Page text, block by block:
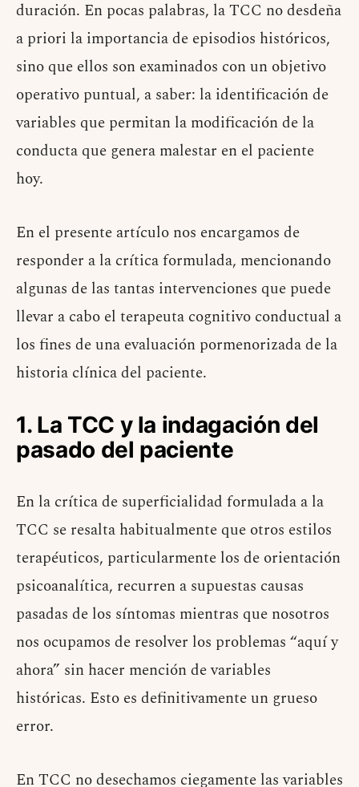
duración. En pocas palabras, la TCC no desdeña
a priori la importancia de episodios históricos,
sino que ellos son examinados con un objetivo
operativo puntual, a saber: la identificación de
variables que permitan la modificación de la
conducta que genera malestar en el paciente
hoy.
En el presente artículo nos encargamos de
responder a la crítica formulada, mencionando
algunas de las tantas intervenciones que puede
llevar a cabo el terapeuta cognitivo conductual a
los fines de una evaluación pormenorizada de la
historia clínica del paciente.
1. La TCC y la indagación del
pasado del paciente
En la crítica de superficialidad formulada a la
TCC se resalta habitualmente que otros estilos
terapéuticos, particularmente los de orientación
psicoanalítica, recurren a supuestas causas
pasadas de los síntomas mientras que nosotros
nos ocupamos de resolver los problemas “aquí y
ahora” sin hacer mención de variables
históricas. Esto es definitivamente un grueso
error.
En TCC no desechamos ciegamente las variables